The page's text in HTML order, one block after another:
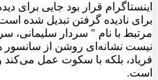
اینستاگرام قرار بود جایی برای
برای نادیده گرفتن تبدیل شده
مرتبط با نام " سردار سلیمانی،
نیست نشانه‌ای روشن از سانسور
فریاد، بلکه با سکوت عمل می‌کند
است.